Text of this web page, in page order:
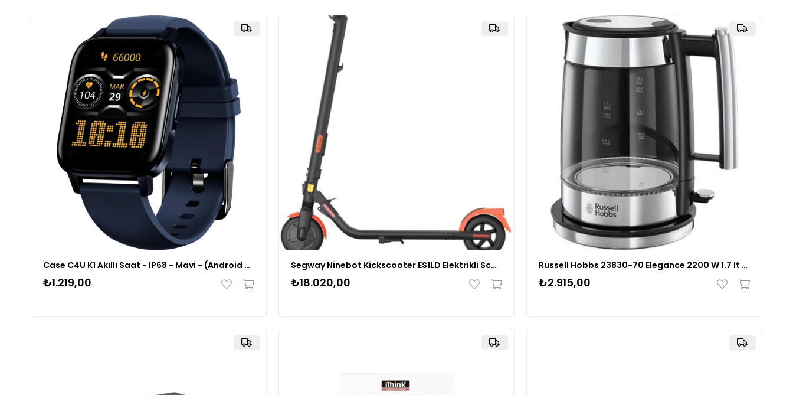
Case C4U K1 Akıllı Saat - IP68 - Mavi - (Android ve iPhone Uyumlu)
₺1.219,00
Segway Ninebot Kickscooter ES1LD Elektrikli Scooter
₺18.020,00
Russell Hobbs 23830-70 Elegance 2200 W 1.7 lt Cam Kettle
₺2.915,00